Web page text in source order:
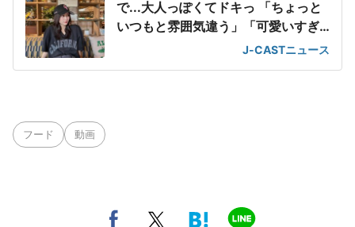
で...大人っぽくてドキっ 「ちょっと
いつもと雰囲気違う」「可愛いすぎ
J-CASTニュース
フード 動画